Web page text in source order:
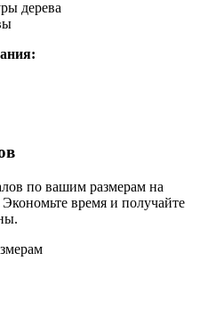
дерева
по вашим размерам на
время и получайте